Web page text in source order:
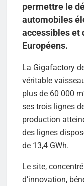
permettre le
automobiles
accessibles et
Européens.
La Gigafactory
véritable
plus de 60 000
ses trois lignes
production
des lignes
de 13,4 GWh.
Le site,
d’innovation,